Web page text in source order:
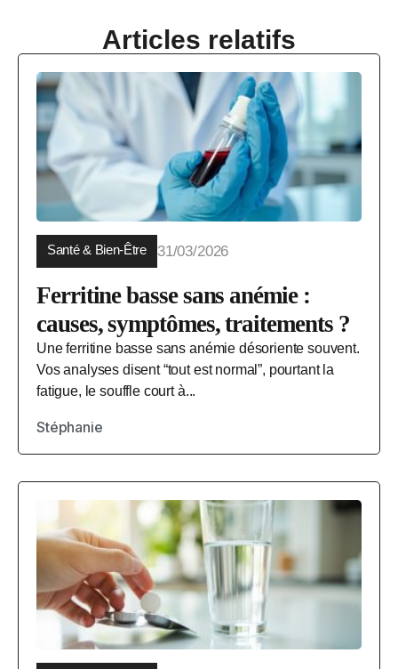
Articles relatifs
Santé & Bien-Être 31/03/2026
Ferritine basse sans anémie :
causes, symptômes, traitements ?
Une ferritine basse sans anémie désoriente souvent.
Vos analyses disent “tout est normal”, pourtant la
fatigue, le souffle court à...
Stéphanie